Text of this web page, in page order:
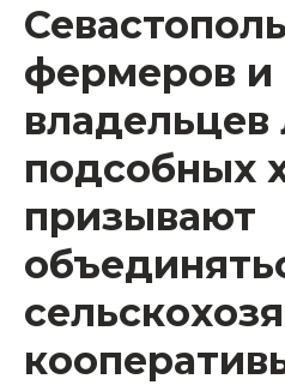
фермеров и
подсобных
призывают